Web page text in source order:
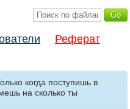
Реферат
когда поступишь в
на сколько ты